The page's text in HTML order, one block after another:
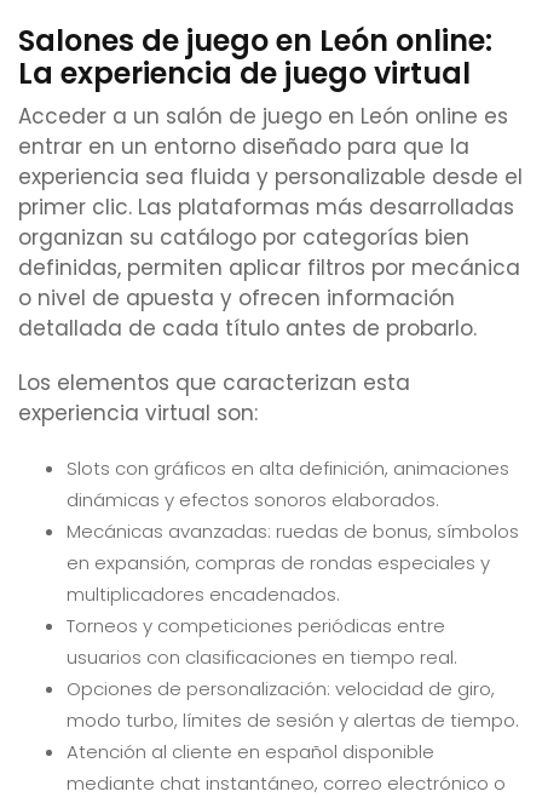
Salones de juego en León online:
La experiencia de juego virtual
Acceder a un salón de juego en León online es
entrar en un entorno diseñado para que la
experiencia sea fluida y personalizable desde el
primer clic. Las plataformas más desarrolladas
organizan su catálogo por categorías bien
definidas, permiten aplicar filtros por mecánica
o nivel de apuesta y ofrecen información
detallada de cada título antes de probarlo.
Los elementos que caracterizan esta
experiencia virtual son:
Slots con gráficos en alta definición, animaciones
dinámicas y efectos sonoros elaborados.
Mecánicas avanzadas: ruedas de bonus, símbolos
en expansión, compras de rondas especiales y
multiplicadores encadenados.
Torneos y competiciones periódicas entre
usuarios con clasificaciones en tiempo real.
Opciones de personalización: velocidad de giro,
modo turbo, límites de sesión y alertas de tiempo.
Atención al cliente en español disponible
mediante chat instantáneo, correo electrónico o